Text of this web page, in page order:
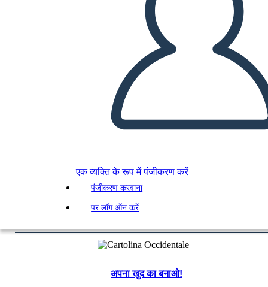
एक व्यक्ति के रूप में पंजीकरण करें
पंजीकरण करवाना
पर लॉग ऑन करें
अपना खुद का बनाओ!